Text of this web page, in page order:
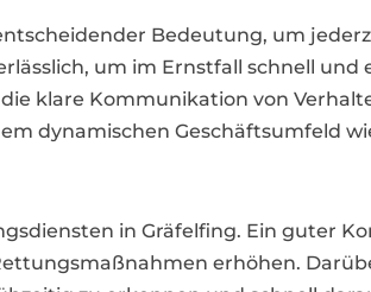
Bedeutung, um
um im Ernstfall schnell und
klare Kommunikation von
dynamischen Geschäftsumfeld
in Gräfelfing. Ein guter
erhöhen.